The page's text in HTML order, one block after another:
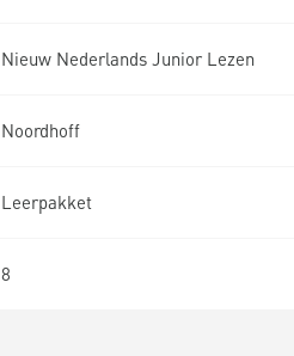
Nieuw Nederlands Junior Lezen
Noordhoff
Leerpakket
8